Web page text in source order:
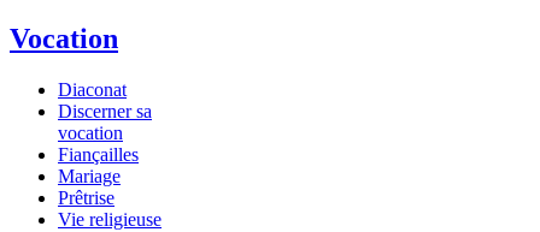
Vocation
Diaconat
Discerner sa
vocation
Fiançailles
Mariage
Prêtrise
Vie religieuse